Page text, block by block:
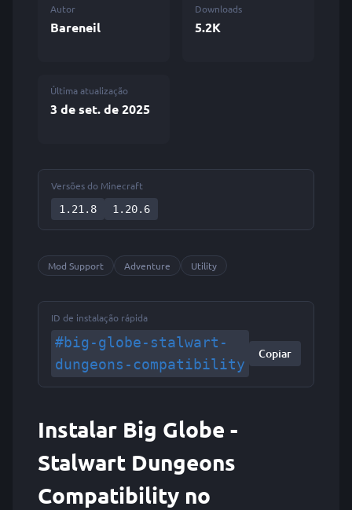
Autor
Bareneil
Downloads
5.2K
Última atualização
3 de set. de 2025
Versões do Minecraft
1.21.8
1.20.6
Mod Support Adventure Utility
ID de instalação rápida
#big-globe-stalwart-
dungeons-compatibility
Copiar
Instalar Big Globe -
Stalwart Dungeons
Compatibility no